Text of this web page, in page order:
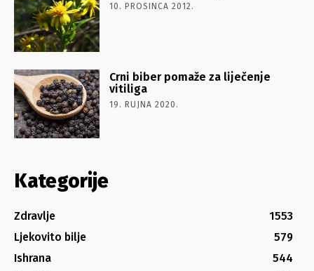
10. PROSINCA 2012.
Crni biber pomaže za liječenje
vitiliga
19. RUJNA 2020.
Kategorije
Zdravlje
1553
Ljekovito bilje
579
Ishrana
544